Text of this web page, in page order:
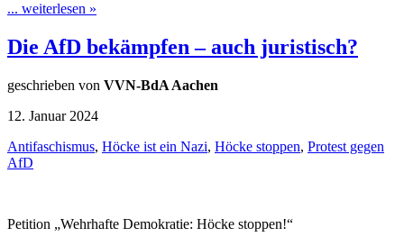
... weiterlesen »
Die AfD bekämpfen – auch juristisch?
geschrieben von VVN-BdA Aachen
12. Januar 2024
Antifaschismus, Höcke ist ein Nazi, Höcke stoppen, Protest gegen
AfD
Petition „Wehrhafte Demokratie: Höcke stoppen!“